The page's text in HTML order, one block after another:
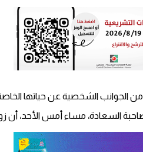
الجوانب الشخصية عن حياتها
السعادة، مساء أمس الأحد، أن